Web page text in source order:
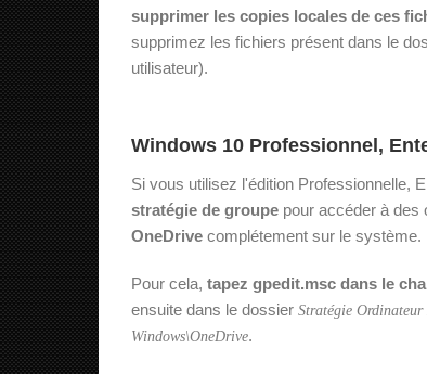
supprimer les copies locales de ces
supprimez les fichiers présent dans le
utilisateur).
Windows 10 Professionnel,
Si vous utilisez l'édition Professionnelle,
stratégie de groupe pour accéder à des
OneDrive complétement sur le système.
Pour cela, tapez gpedit.msc dans le
ensuite dans le dossier Stratégie
Windows\OneDrive.